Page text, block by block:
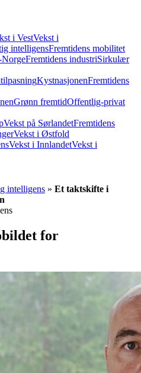
i VestVekst i
intelligensFremtidens mobilitet
Fremtidens industriSirkulær
KystnasjonenFremtidens
Grønn fremtidOffentlig-privat
Vekst på SørlandetFremtidens
Vekst i Østfold
Vekst i InnlandetVekst i
intelligens » Et taktskifte i
for